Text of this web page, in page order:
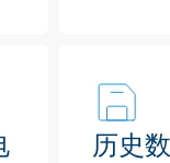
历史